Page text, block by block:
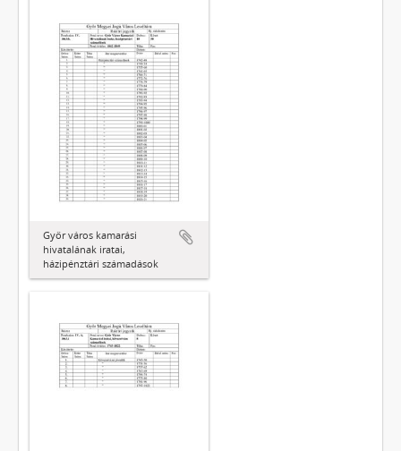
Győr város kamarási
hivatalának iratai,
házipénztári számadások